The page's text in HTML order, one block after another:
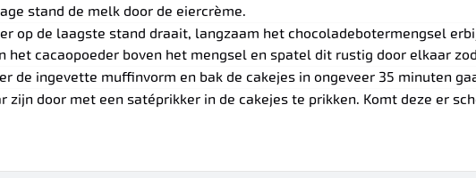
stand de melk door de eiercrème.
op de laagste stand draait, langzaam het chocoladebotermengsel
het cacaopoeder boven het mengsel en spatel dit rustig door elkaar
de ingevette muffinvorm en bak de cakejes in ongeveer 35 minuten
zijn door met een satéprikker in de cakejes te prikken. Komt deze er